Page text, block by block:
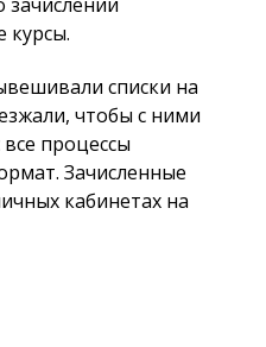
курсы.
списки на
чтобы с ними
процессы
Зачисленные
кабинетах на